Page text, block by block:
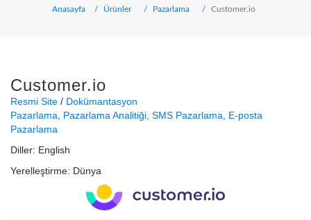
Anasayfa Ürünler Pazarlama Customer.io
Customer.io
Resmi Site
Dokümantasyon
Pazarlama
Pazarlama Analitiği SMS Pazarlama
E-posta
Pazarlama
Diller: English
Yerelleştirme: Dünya